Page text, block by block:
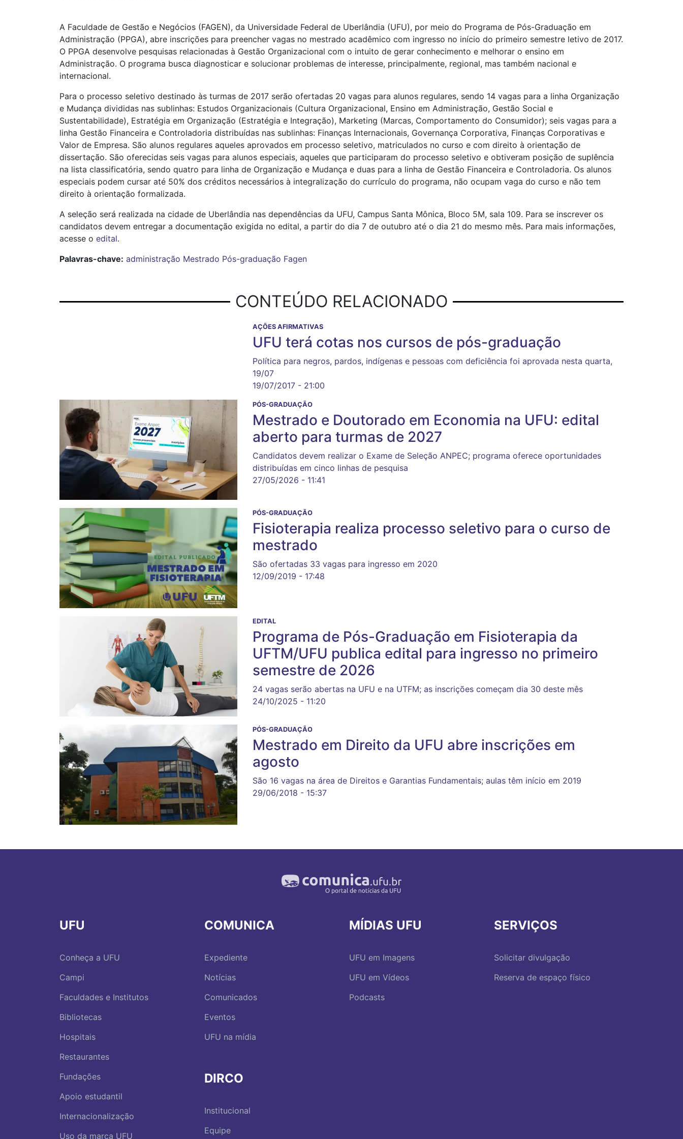
A Faculdade de Gestão e Negócios (FAGEN), da Universidade Federal de Uberlândia (UFU), por meio do Programa de Pós-Graduação em
Administração (PPGA), abre inscrições para preencher vagas no mestrado acadêmico com ingresso no início do primeiro semestre letivo de 2017.
O PPGA desenvolve pesquisas relacionadas à Gestão Organizacional com o intuito de gerar conhecimento e melhorar o ensino em
Administração. O programa busca diagnosticar e solucionar problemas de interesse, principalmente, regional, mas também nacional e
internacional.
Para o processo seletivo destinado às turmas de 2017 serão ofertadas 20 vagas para alunos regulares, sendo 14 vagas para a linha Organização
e Mudança divididas nas sublinhas: Estudos Organizacionais (Cultura Organizacional, Ensino em Administração, Gestão Social e
Sustentabilidade), Estratégia em Organização (Estratégia e Integração), Marketing (Marcas, Comportamento do Consumidor); seis vagas para a
linha Gestão Financeira e Controladoria distribuídas nas sublinhas: Finanças Internacionais, Governança Corporativa, Finanças Corporativas e
Valor de Empresa. São alunos regulares aqueles aprovados em processo seletivo, matriculados no curso e com direito à orientação de
dissertação. São oferecidas seis vagas para alunos especiais, aqueles que participaram do processo seletivo e obtiveram posição de suplência
na lista classificatória, sendo quatro para linha de Organização e Mudança e duas para a linha de Gestão Financeira e Controladoria. Os alunos
especiais podem cursar até 50% dos créditos necessários à integralização do currículo do programa, não ocupam vaga do curso e não tem
direito à orientação formalizada.
A seleção será realizada na cidade de Uberlândia nas dependências da UFU, Campus Santa Mônica, Bloco 5M, sala 109. Para se inscrever os
candidatos devem entregar a documentação exigida no edital, a partir do dia 7 de outubro até o dia 21 do mesmo mês. Para mais informações,
acesse o edital.
Palavras-chave: administração Mestrado Pós-graduação Fagen
CONTEÚDO RELACIONADO
AÇÕES AFIRMATIVAS
UFU terá cotas nos cursos de pós-graduação
Política para negros, pardos, indígenas e pessoas com deficiência foi aprovada nesta quarta,
19/07
19/07/2017 - 21:00
PÓS-GRADUAÇÃO
Mestrado e Doutorado em Economia na UFU: edital
aberto para turmas de 2027
Candidatos devem realizar o Exame de Seleção ANPEC; programa oferece oportunidades
distribuídas em cinco linhas de pesquisa
27/05/2026 - 11:41
PÓS-GRADUAÇÃO
Fisioterapia realiza processo seletivo para o curso de
mestrado
São ofertadas 33 vagas para ingresso em 2020
12/09/2019 - 17:48
EDITAL
Programa de Pós-Graduação em Fisioterapia da
UFTM/UFU publica edital para ingresso no primeiro
semestre de 2026
24 vagas serão abertas na UFU e na UTFM; as inscrições começam dia 30 deste mês
24/10/2025 - 11:20
PÓS-GRADUAÇÃO
Mestrado em Direito da UFU abre inscrições em
agosto
São 16 vagas na área de Direitos e Garantias Fundamentais; aulas têm início em 2019
29/06/2018 - 15:37
UFU
Conheça a UFU
Campi
Faculdades e Institutos
Bibliotecas
Hospitais
Restaurantes
Fundações
Apoio estudantil
Internacionalização
Uso da marca UFU
COMUNICA
Expediente
Notícias
Comunicados
Eventos
UFU na mídia
DIRCO
Institucional
Equipe
MÍDIAS UFU
UFU em Imagens
UFU em Vídeos
Podcasts
SERVIÇOS
Solicitar divulgação
Reserva de espaço físico